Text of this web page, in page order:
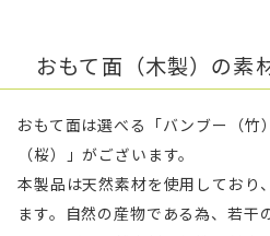
おもて面（木製）の素
おもて面は選べる「バンブー（竹
（桜）」がございます。
本製品は天然素材を使用しており
ます。自然の産物である為、若干